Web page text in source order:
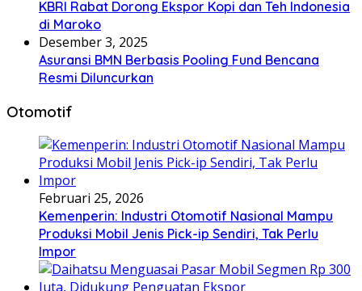
KBRI Rabat Dorong Ekspor Kopi dan Teh Indonesia
di Maroko
Desember 3, 2025
Asuransi BMN Berbasis Pooling Fund Bencana
Resmi Diluncurkan
Otomotif
Februari 25, 2026
Kemenperin: Industri Otomotif Nasional Mampu
Produksi Mobil Jenis Pick-ip Sendiri, Tak Perlu
Impor